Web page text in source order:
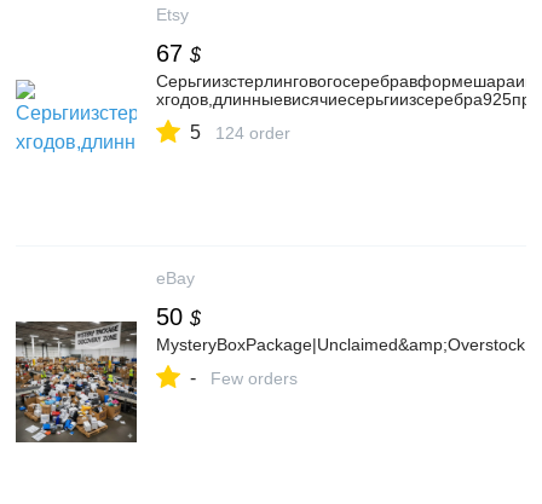
Etsy
67 $
5 124 order
eBay
50 $
- Few orders